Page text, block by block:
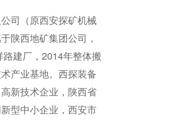
司（原西安探矿机械
陕西地矿集团公司，
建厂，2014年整体搬
产业基地。西探装备
新技术企业，陕西省
型中小企业，西安市